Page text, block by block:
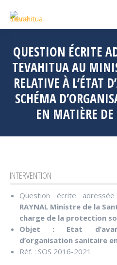
QUESTION ÉCRITE
TEVAHITUA AU
RELATIVE À L’ÉTAT
SCHÉMA
EN MATIÈRE
INTERVENTION
Question écrite
RAYNAL Ministre de la
charge de la protection
Objet : Etat
d’organisation sanitaire
Réf. : SOS 2016-2021